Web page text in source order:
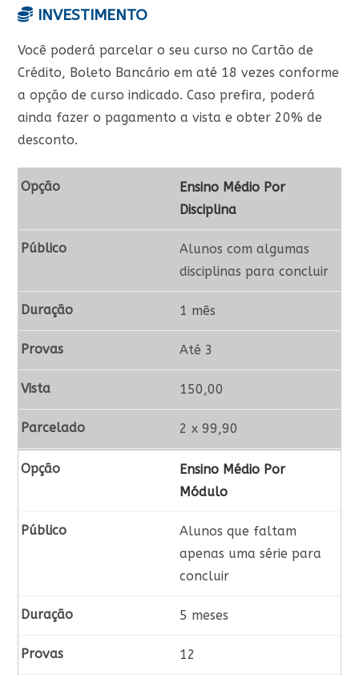
INVESTIMENTO
Você poderá parcelar o seu curso no Cartão de
Crédito, Boleto Bancário em até 18 vezes conforme
a opção de curso indicado. Caso prefira, poderá
ainda fazer o pagamento a vista e obter 20% de
desconto.
Ensino Médio Por
Disciplina
Alunos com algumas
disciplinas para concluir
1 mês
Até 3
150,00
2 x 99,90
Ensino Médio Por
Módulo
Alunos que faltam
apenas uma série para
concluir
5 meses
12